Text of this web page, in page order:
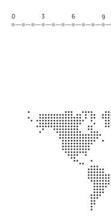
0
3 6 9